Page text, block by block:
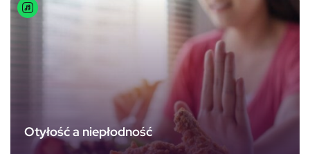
Otyłość a niepłodność